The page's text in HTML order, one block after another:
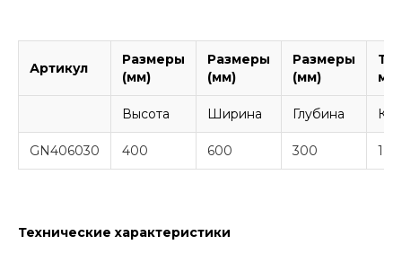
Артикул
Размеры
(мм)
Размеры
(мм)
Размеры
(мм)
Высота Ширина Глубина
GN406030 400 600 300 1,2
Технические характеристики